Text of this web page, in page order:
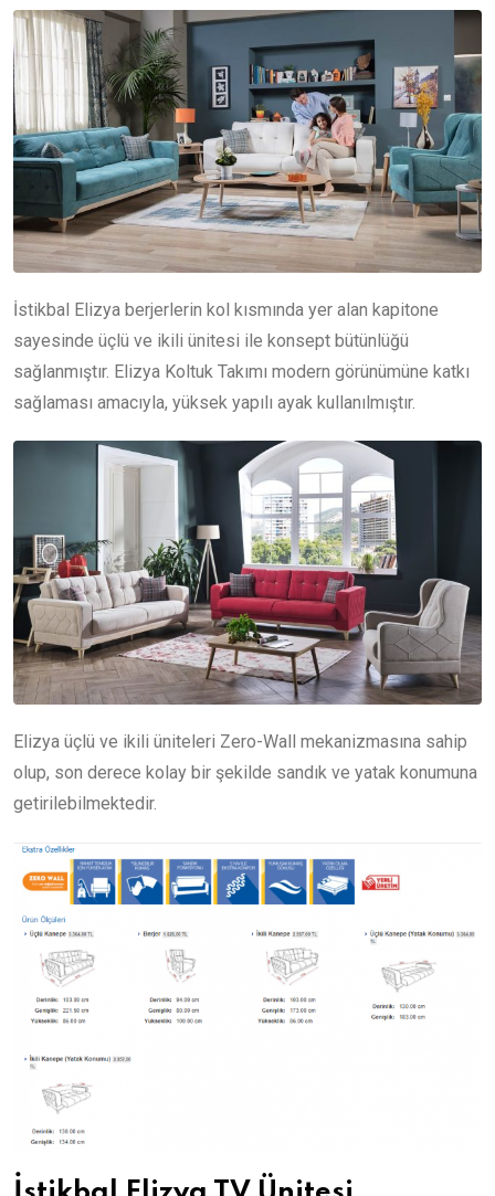
İstikbal Elizya berjerlerin kol kısmında yer alan kapitone
sayesinde üçlü ve ikili ünitesi ile konsept bütünlüğü
sağlanmıştır. Elizya Koltuk Takımı modern görünümüne katkı
sağlaması amacıyla, yüksek yapılı ayak kullanılmıştır.
Elizya üçlü ve ikili üniteleri Zero-Wall mekanizmasına sahip
olup, son derece kolay bir şekilde sandık ve yatak konumuna
getirilebilmektedir.